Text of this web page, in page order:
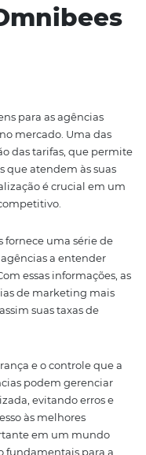
seu perfil e às suas
a um sistema de
específicas para
a
da agência.
oferecem uma
períodos de alta
sobem. Com
preços mais
do cliente.
para as
no mercado. Uma
das tarifas,